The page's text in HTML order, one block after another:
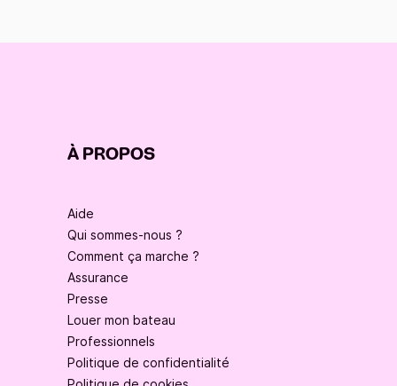
À PROPOS
Aide
Qui sommes-nous ?
Comment ça marche ?
Assurance
Presse
Louer mon bateau
Professionnels
Politique de confidentialité